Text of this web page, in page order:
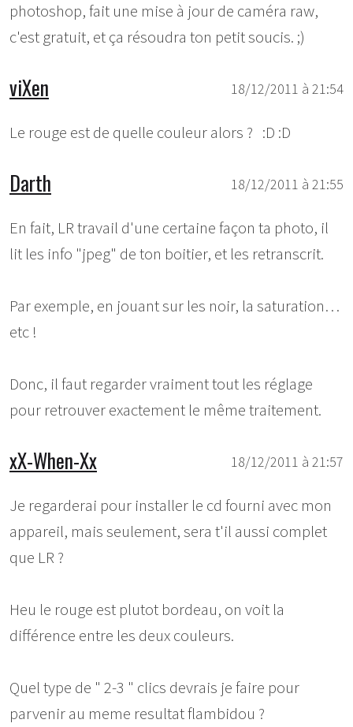
photoshop, fait une mise à jour de caméra raw,
c'est gratuit, et ça résoudra ton petit soucis. ;)
18/12/2011 à 21:54
viXen
Le rouge est de quelle couleur alors ? :D :D
18/12/2011 à 21:55
Darth
En fait, LR travail d'une certaine façon ta photo, il
lit les info "jpeg" de ton boitier, et les retranscrit.
Par exemple, en jouant sur les noir, la saturation…
etc !
Donc, il faut regarder vraiment tout les réglage
pour retrouver exactement le même traitement.
18/12/2011 à 21:57
xX-When-Xx
Je regarderai pour installer le cd fourni avec mon
appareil, mais seulement, sera t'il aussi complet
que LR ?
Heu le rouge est plutot bordeau, on voit la
différence entre les deux couleurs.
Quel type de " 2-3 " clics devrais je faire pour
parvenir au meme resultat flambidou ?